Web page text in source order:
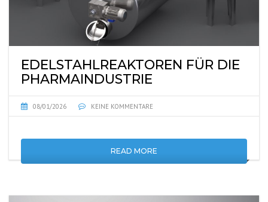
EDELSTAHLREAKTOREN FÜR DIE
PHARMAINDUSTRIE
08/01/2026 KEINE KOMMENTARE
READ MORE